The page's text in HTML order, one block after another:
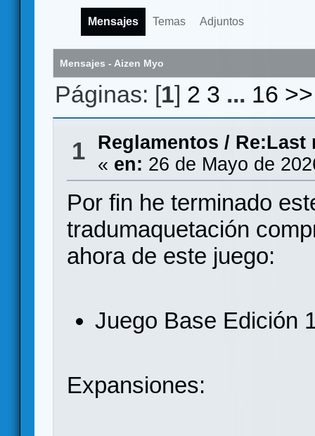
Mensajes Temas Adjuntos
Mensajes - Aizen Myo
Páginas: [1] 2 3 ... 16 >>
1 Reglamentos / Re:Last
« en: 26 de Mayo de
Por fin he terminado
tradumaquetación
ahora de este juego:
Juego Base Edición
Expansiones: